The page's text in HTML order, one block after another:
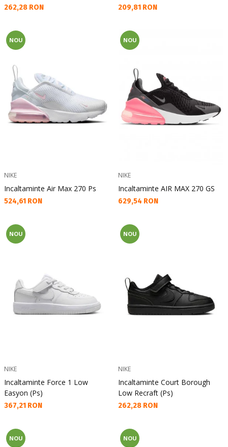
Текуща цена:
262,28 RON Текуща цена:
209,81 RON
NOU
NIKE
Incaltaminte Air Max 270 Ps
Текуща цена:
524,61 RON
NOU
NIKE
Incaltaminte AIR MAX 270 GS
Текуща цена:
629,54 RON
NOU
NIKE
Incaltaminte Force 1 Low
Easyon (Ps)
Текуща цена:
367,21 RON
NOU
NIKE
Incaltaminte Court Borough
Low Recraft (Ps)
Текуща цена:
262,28 RON
NOU NOU